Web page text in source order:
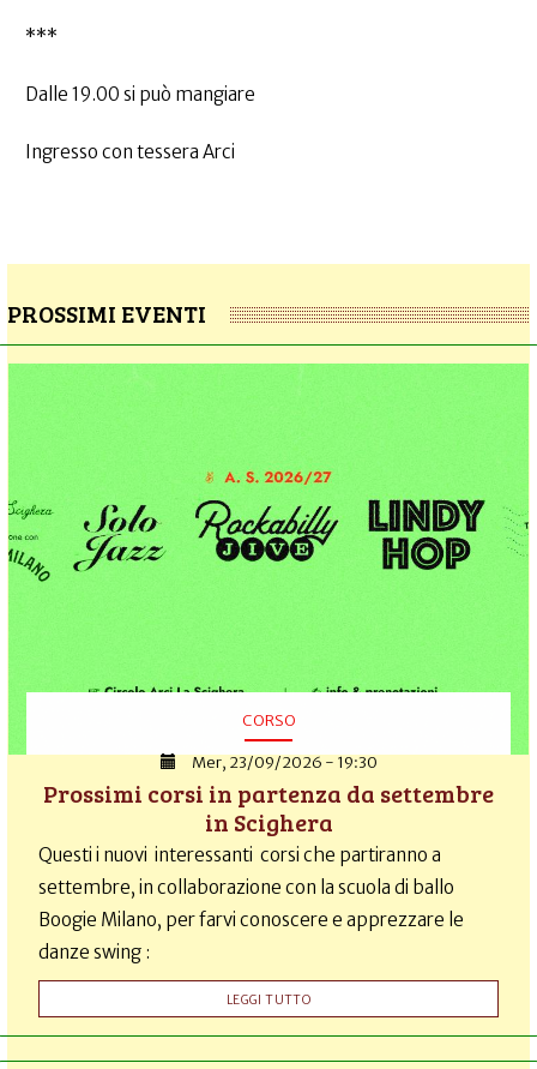
***
Dalle 19.00 si può mangiare
Ingresso con tessera Arci
PROSSIMI EVENTI
CORSO
Mer, 23/09/2026 - 19:30
Prossimi corsi in partenza da settembre
in Scighera
Questi i nuovi interessanti corsi che partiranno a
settembre, in collaborazione con la scuola di ballo
Boogie Milano, per farvi conoscere e apprezzare le
danze swing :
LEGGI TUTTO